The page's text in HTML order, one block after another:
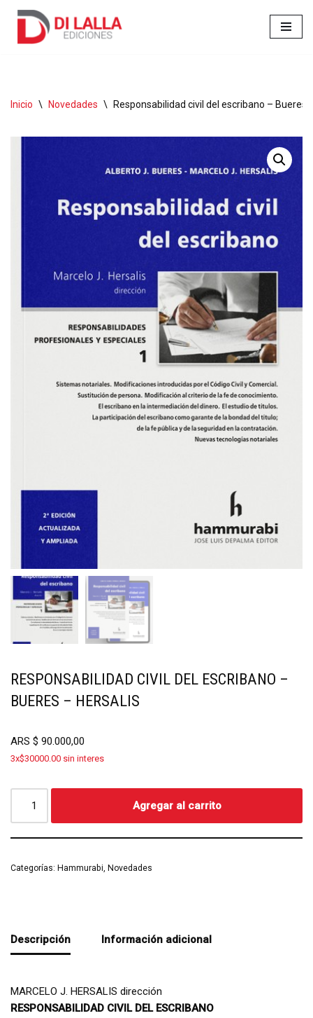
Inicio \ Novedades \ Responsabilidad civil del escribano – Bueres
RESPONSABILIDAD CIVIL DEL ESCRIBANO –
BUERES – HERSALIS
ARS $ 90.000,00
3x$30000.00 sin interes
Agregar al carrito
Categorías: Hammurabi, Novedades
Descripción Información adicional
MARCELO J. HERSALIS dirección
RESPONSABILIDAD CIVIL DEL ESCRIBANO